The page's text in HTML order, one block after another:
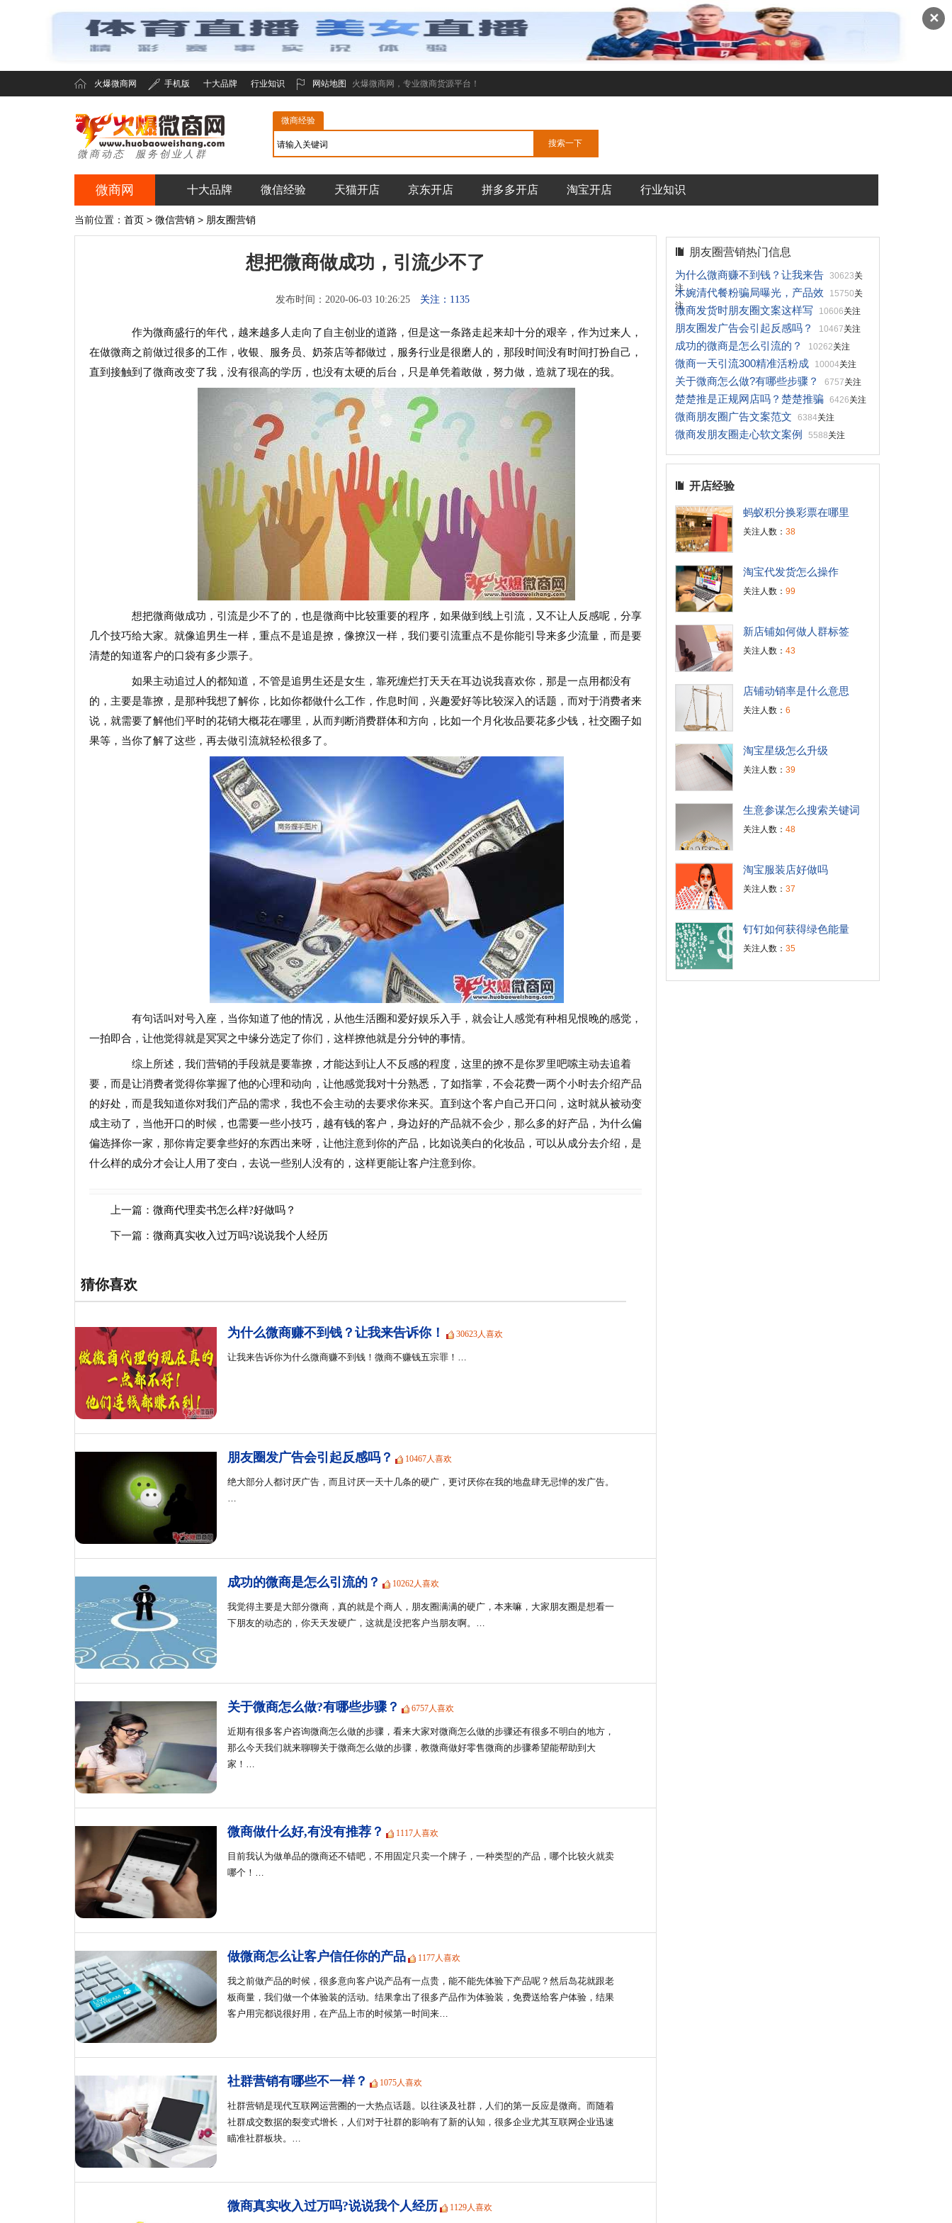
✕
火爆微商网 手机版 十大品牌 行业知识 网站地图 火爆微商网，专业微商货源平台！
火爆微商网
微商动态 服务创业人群
微商经验
微商网 十大品牌 微信经验 天猫开店 京东开店 拼多多开店 淘宝开店 行业知识
当前位置： 首页> 微信营销> 朋友圈营销
想把微商做成功，引流少不了
发布时间：2020-06-03 10:26:25 关注：1135
作为微商盛行的年代，越来越多人走向了自主创业的道路，但是这一条路走起来却十分的艰辛，作为过来人，
在做微商之前做过很多的工作，收银、服务员、奶茶店等都做过，服务行业是很磨人的，那段时间没有时间打扮自己，
直到接触到了微商改变了我，没有很高的学历，也没有太硬的后台，只是单凭着敢做，努力做，造就了现在的我。
想把微商做成功，引流是少不了的，也是微商中比较重要的程序，如果做到线上引流，又不让人反感呢，分享
几个技巧给大家。就像追男生一样，重点不是追是撩，像撩汉一样，我们要引流重点不是你能引导来多少流量，而是要
清楚的知道客户的口袋有多少票子。
如果主动追过人的都知道，不管是追男生还是女生，靠死缠烂打天天在耳边说我喜欢你，那是一点用都没有
的，主要是靠撩，是那种我想了解你，比如你都做什么工作，作息时间，兴趣爱好等比较深入的话题，而对于消费者来
说，就需要了解他们平时的花销大概花在哪里，从而判断消费群体和方向，比如一个月化妆品要花多少钱，社交圈子如
果等，当你了解了这些，再去做引流就轻松很多了。
有句话叫对号入座，当你知道了他的情况，从他生活圈和爱好娱乐入手，就会让人感觉有种相见恨晚的感觉，
一拍即合，让他觉得就是冥冥之中缘分选定了你们，这样撩他就是分分钟的事情。
综上所述，我们营销的手段就是要靠撩，才能达到让人不反感的程度，这里的撩不是你罗里吧嗦主动去追着
要，而是让消费者觉得你掌握了他的心理和动向，让他感觉我对十分熟悉，了如指掌，不会花费一两个小时去介绍产品
的好处，而是我知道你对我们产品的需求，我也不会主动的去要求你来买。直到这个客户自己开口问，这时就从被动变
成主动了，当他开口的时候，也需要一些小技巧，越有钱的客户，身边好的产品就不会少，那么多的好产品，为什么偏
偏选择你一家，那你肯定要拿些好的东西出来呀，让他注意到你的产品，比如说美白的化妆品，可以从成分去介绍，是
什么样的成分才会让人用了变白，去说一些别人没有的，这样更能让客户注意到你。
上一篇： 微商代理卖书怎么样?好做吗？
下一篇： 微商真实收入过万吗?说说我个人经历
猜你喜欢
为什么微商赚不到钱？让我来告诉你！ 30623人喜欢
让我来告诉你为什么微商赚不到钱！微商不赚钱五宗罪！…
朋友圈发广告会引起反感吗？ 10467人喜欢
绝大部分人都讨厌广告，而且讨厌一天十几条的硬广，更讨厌你在我的地盘肆无忌惮的发广告。
…
成功的微商是怎么引流的？ 10262人喜欢
我觉得主要是大部分微商，真的就是个商人，朋友圈满满的硬广，本来嘛，大家朋友圈是想看一
下朋友的动态的，你天天发硬广，这就是没把客户当朋友啊。…
关于微商怎么做?有哪些步骤？ 6757人喜欢
近期有很多客户咨询微商怎么做的步骤，看来大家对微商怎么做的步骤还有很多不明白的地方，
那么今天我们就来聊聊关于微商怎么做的步骤，教微商做好零售微商的步骤希望能帮助到大
家！…
微商做什么好,有没有推荐？ 1117人喜欢
目前我认为做单品的微商还不错吧，不用固定只卖一个牌子，一种类型的产品，哪个比较火就卖
哪个！…
做微商怎么让客户信任你的产品 1177人喜欢
我之前做产品的时候，很多意向客户说产品有一点贵，能不能先体验下产品呢？然后岛花就跟老
板商量，我们做一个体验装的活动。结果拿出了很多产品作为体验装，免费送给客户体验，结果
客户用完都说很好用，在产品上市的时候第一时间来…
社群营销有哪些不一样？ 1075人喜欢
社群营销是现代互联网运营圈的一大热点话题。以往谈及社群，人们的第一反应是微商。而随着
社群成交数据的裂变式增长，人们对于社群的影响有了新的认知，很多企业尤其互联网企业迅速
瞄准社群板块。…
微商真实收入过万吗?说说我个人经历 1129人喜欢
朋友圈营销热门信息
为什么微商赚不到钱？让我来告
30623关
注
木婉清代餐粉骗局曝光，产品效 15750关
注
微商发货时朋友圈文案这样写 10606关注
朋友圈发广告会引起反感吗？ 10467关注
成功的微商是怎么引流的？ 10262关注
微商一天引流300精准活粉成 10004关注
关于微商怎么做?有哪些步骤？ 6757关注
楚楚推是正规网店吗？楚楚推骗 6426关注
微商朋友圈广告文案范文 6384关注
微商发朋友圈走心软文案例 5588关注
开店经验
蚂蚁积分换彩票在哪里
关注人数： 38
淘宝代发货怎么操作
关注人数： 99
新店铺如何做人群标签
关注人数： 43
店铺动销率是什么意思
关注人数： 6
淘宝星级怎么升级
关注人数： 39
生意参谋怎么搜索关键词
关注人数： 48
淘宝服装店好做吗
关注人数： 37
钉钉如何获得绿色能量
关注人数： 35